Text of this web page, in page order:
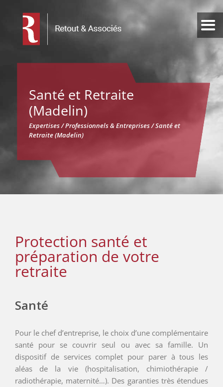
Santé et Retraite
(Madelin)
Expertises / Professionnels & Entreprises / Santé et
Retraite (Madelin)
Protection santé et
préparation de votre
retraite
Santé
Pour le chef d’entreprise, le choix d’une complémentaire
santé pour se couvrir seul ou avec sa famille. Un
dispositif de services complet pour parer à tous les
aléas de la vie (hospitalisation, chimiothérapie /
radiothérapie, maternité…). Des garanties très étendues